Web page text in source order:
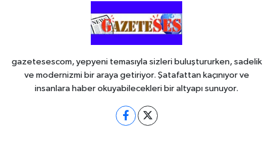
gazetesescom, yepyeni temasıyla sizleri buluştururken, sadelik
ve modernizmi bir araya getiriyor. Şatafattan kaçınıyor ve
insanlara haber okuyabilecekleri bir altyapı sunuyor.